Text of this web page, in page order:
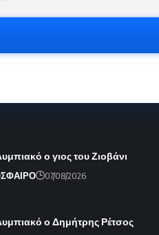
ο γιος του Ζιοβάνι
07/08/2026
ο Δημήτρης Ρέτσος